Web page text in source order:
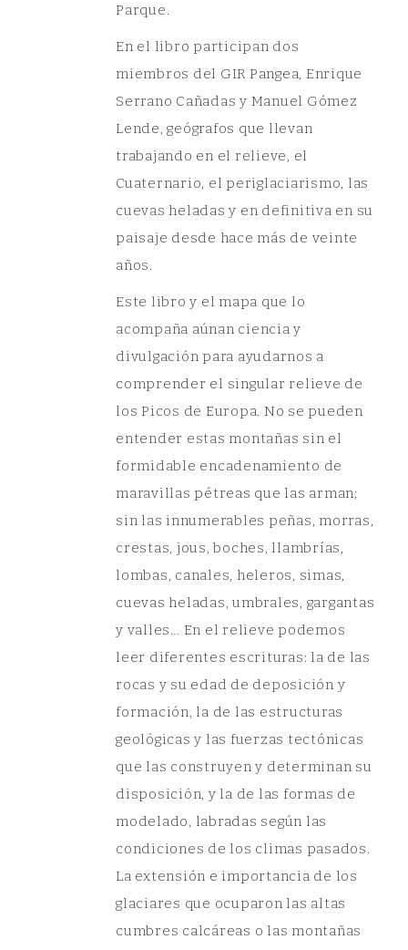
Parque.
En el libro participan dos
miembros del GIR Pangea, Enrique
Serrano Cañadas y Manuel Gómez
Lende, geógrafos que llevan
trabajando en el relieve, el
Cuaternario, el periglaciarismo, las
cuevas heladas y en definitiva en su
paisaje desde hace más de veinte
años.
Este libro y el mapa que lo
acompaña aúnan ciencia y
divulgación para ayudarnos a
comprender el singular relieve de
los Picos de Europa. No se pueden
entender estas montañas sin el
formidable encadenamiento de
maravillas pétreas que las arman;
sin las innumerables peñas, morras,
crestas, jous, boches, llambrías,
lombas, canales, heleros, simas,
cuevas heladas, umbrales, gargantas
y valles… En el relieve podemos
leer diferentes escrituras: la de las
rocas y su edad de deposición y
formación, la de las estructuras
geológicas y las fuerzas tectónicas
que las construyen y determinan su
disposición, y la de las formas de
modelado, labradas según las
condiciones de los climas pasados.
La extensión e importancia de los
glaciares que ocuparon las altas
cumbres calcáreas o las montañas